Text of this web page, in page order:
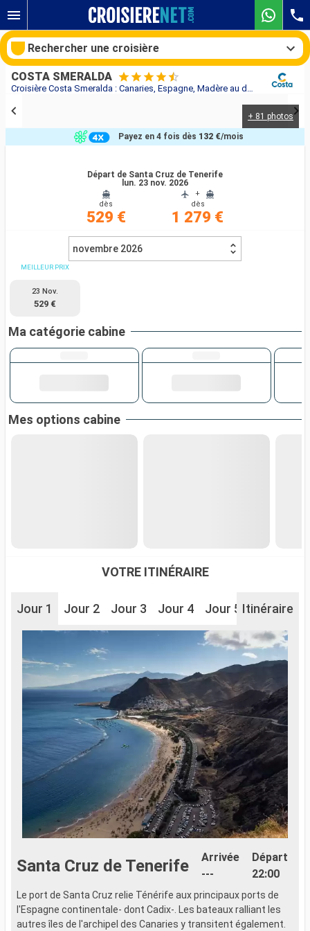
Croisière Costa Smeralda : Canaries, Espagne, Madère au départ de Santa Cruz de Tenerife
COSTA SMERALDA
+ 81 photos
Départ de Santa Cruz de Tenerife
lun. 23 nov. 2026
dès
529 €
+
dès
1 279 €
Payez en 4 fois dès 132 €/mois
novembre 2026
MEILLEUR PRIX
23 Nov.
529 €
Ma catégorie cabine
Mes options cabine
VOTRE ITINÉRAIRE
Jour 1 Jour 2 Jour 3 Jour 4 Jour 5 Jour 6
Itinéraire
Santa Cruz de Tenerife
Arrivée
---
Départ
22:00
Le port de Santa Cruz relie Ténérife aux principaux ports de
l'Espagne continentale- dont Cadix-. Les bateaux ralliant les
autres îles de l'archipel des Canaries y transitent également.
Rechercher une croisière
Compagnies
Rechercher